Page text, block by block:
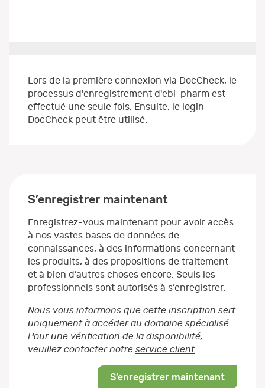
Lors de la première connexion via DocCheck, le
processus d'enregistrement d'ebi-pharm est
effectué une seule fois. Ensuite, le login
DocCheck peut être utilisé.
S’enregistrer maintenant
Enregistrez-vous maintenant pour avoir accès
à nos vastes bases de données de
connaissances, à des informations concernant
les produits, à des propositions de traitement
et à bien d’autres choses encore. Seuls les
professionnels sont autorisés à s’enregistrer.
Nous vous informons que cette inscription sert
uniquement à accéder au domaine spécialisé.
Pour une vérification de la disponibilité,
veuillez contacter notre service client.
S’enregistrer maintenant